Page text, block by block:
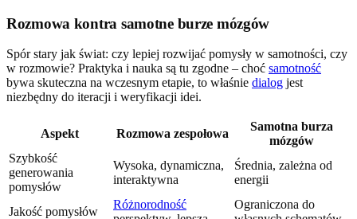
Rozmowa kontra samotne burze mózgów
Spór stary jak świat: czy lepiej rozwijać pomysły w samotności, czy
w rozmowie? Praktyka i nauka są tu zgodne – choć samotność
bywa skuteczna na wczesnym etapie, to właśnie dialog jest
niezbędny do iteracji i weryfikacji idei.
Aspekt Rozmowa zespołowa
Samotna burza
mózgów
Szybkość
generowania
pomysłów
Wysoka, dynamiczna,
interaktywna
Średnia, zależna od
energii
Jakość pomysłów
Różnorodność
Ograniczona do